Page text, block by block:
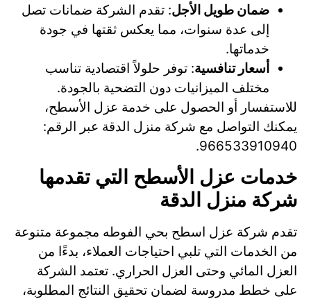
ضمان طويل الأجل: تقدم الشركة ضمانات تصل
إلى عدة سنوات، مما يعكس ثقتها في جودة
خدماتها.
أسعار تنافسية: توفر حلولاً اقتصادية تناسب
مختلف الميزانيات دون التضحية بالجودة.
للاستفسار أو الحصول على خدمة عزل الأسطح،
يمكنك التواصل مع شركة منزل الدقة عبر الرقم:
966533910940.
خدمات عزل الأسطح التي تقدمها
شركة منزل الدقة
تقدم شركة عزل اسطح بحي الفوطه مجموعة متنوعة
من الخدمات التي تلبي احتياجات العملاء، بدءًا من
العزل المائي وحتى العزل الحراري. تعتمد الشركة
على خطط مدروسة لضمان تحقيق النتائج المطلوبة،